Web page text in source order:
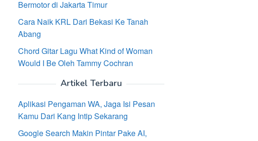
Bermotor di Jakarta Timur
Cara Naik KRL Dari Bekasi Ke Tanah
Abang
Chord Gitar Lagu What Kind of Woman
Would I Be Oleh Tammy Cochran
Artikel Terbaru
Aplikasi Pengaman WA, Jaga Isi Pesan
Kamu Dari Kang Intip Sekarang
Google Search Makin Pintar Pake AI,